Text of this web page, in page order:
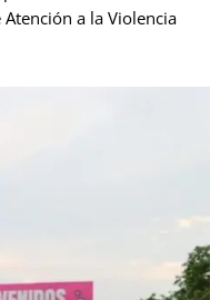
a la Violencia